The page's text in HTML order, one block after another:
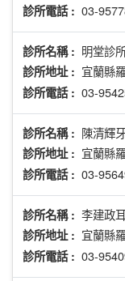
診所電話 : 03-
診所名稱 : 明堂診
診所地址 : 宜蘭縣
診所電話 : 03-
診所名稱 : 陳清輝
診所地址 : 宜蘭縣
診所電話 : 03-
診所名稱 : 李建政
診所地址 : 宜蘭縣
診所電話 : 03-